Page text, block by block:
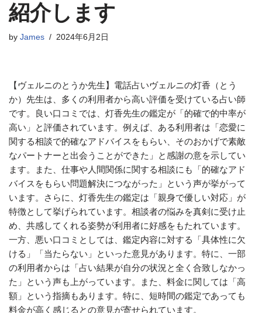
紹介します
by James 2024年6月2日
【ヴェルニのとうか先生】電話占いヴェルニの灯香（とう
か）先生は、多くの利用者から高い評価を受けている占い師
です。良い口コミでは、灯香先生の鑑定が「的確で的中率が
高い」と評価されています。例えば、ある利用者は「恋愛に
関する相談で的確なアドバイスをもらい、そのおかげで素敵
なパートナーと出会うことができた」と感謝の意を示してい
ます。また、仕事や人間関係に関する相談にも「的確なアド
バイスをもらい問題解決につながった」という声が挙がって
います。さらに、灯香先生の鑑定は「親身で優しい対応」が
特徴として挙げられています。相談者の悩みを真剣に受け止
め、共感してくれる姿勢が利用者に好感をもたれています。
一方、悪い口コミとしては、鑑定内容に対する「具体性に欠
ける」「当たらない」といった意見があります。特に、一部
の利用者からは「占い結果が自分の状況と全く合致しなかっ
た」という声も上がっています。また、料金に関しては「高
額」という指摘もあります。特に、短時間の鑑定であっても
料金が高く感じるとの意見が寄せられています。